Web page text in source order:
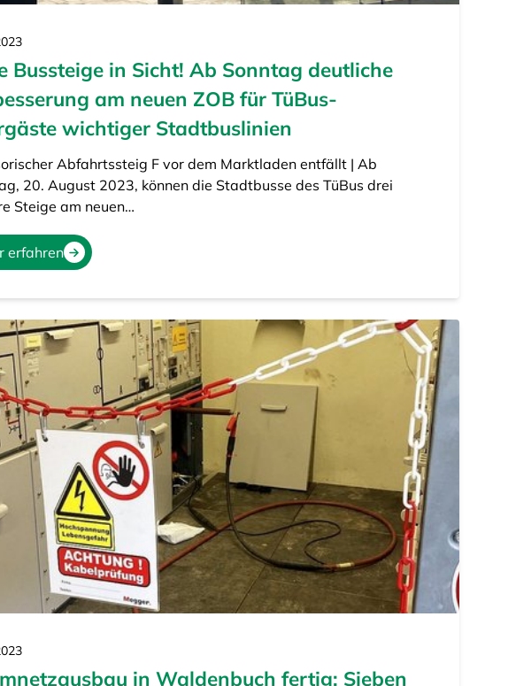
Bussteige in Sicht! Ab Sonntag deutliche
am neuen ZOB für TüBus-
wichtiger Stadtbuslinien
Abfahrtssteig F vor dem Marktladen entfällt | Ab
20. August 2023, können die Stadtbusse des TüBus drei
Steige am neuen…
erfahren
in Waldenbuch fertig: Sieben